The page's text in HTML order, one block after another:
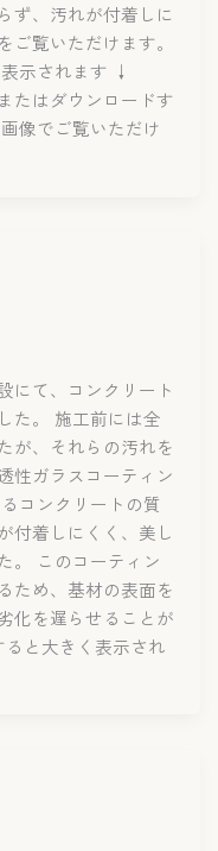
ず、汚れが付着しに
ご覧いただけます。
表示されます ↓
ウンロードす
像でご覧いただけ
にて、コンクリート
た。 施工前には全
が、それらの汚れを
性ガラスコーティン
コンクリートの質
付着しにくく、美し
。 このコーティン
ため、基材の表面を
化を遅らせることが
と大きく表示され